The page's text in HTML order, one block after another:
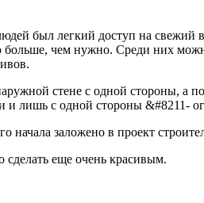
был легкий доступ на
чем нужно. Среди них
стене с одной стороны, а
и лишь с одной стороны &#8211-
начала заложено в проект
сделать еще очень красивым.